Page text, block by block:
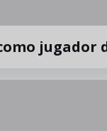
jugador